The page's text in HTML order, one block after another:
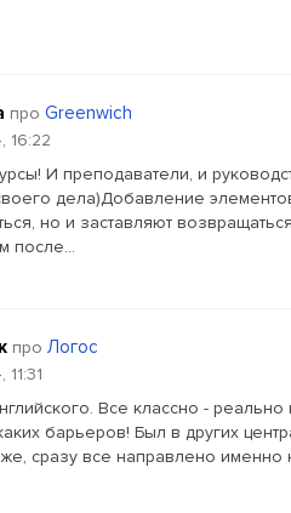
про Greenwich
16:22
И преподаватели, и
дела)Добавление
но и заставляют
после...
про Логос
Все классно -
барьеров! Был в других
же, сразу все направлено